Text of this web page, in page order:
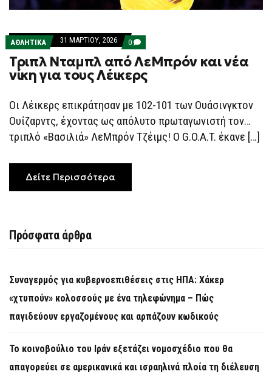
ΑΘΛΗΤΙΚΑ 31 ΜΑΡΤΊΟΥ, 2026 0 COMMENTS
ON
ΤΡΙΠΛ
ΝΤΑΜΠΛ
ΑΠΌ
ΝΈΑ
ΓΙΑ
ΤΟΥΣ
ΛΈΙΚΕΡΣ
Τριπλ Νταμπλ από ΛεΜπρόν και νέα
νίκη για τους Λέικερς
Οι Λέικερς επικράτησαν με 102-101 των Ουάσινγκτον
Ουίζαρντς, έχοντας ως απόλυτο πρωταγωνιστή τον…
τριπλό «Βασιλιά» ΛεΜπρόν Τζέιμς! Ο G.O.A.T. έκανε […]
Δείτε Περισσότερα
Πρόσφατα άρθρα
Συναγερμός για κυβερνοεπιθέσεις στις ΗΠΑ: Χάκερ
«χτυπούν» κολοσσούς με ένα τηλεφώνημα – Πώς
παγιδεύουν εργαζομένους και αρπάζουν κωδικούς
Το κοινοβούλιο του Ιράν εξετάζει νομοσχέδιο που θα
απαγορεύει σε αμερικανικά και ισραηλινά πλοία τη διέλευση